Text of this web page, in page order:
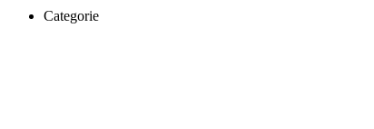
Categorie